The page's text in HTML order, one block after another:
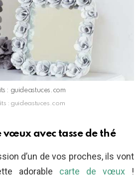
: guideastuces.com
: guideastuces.com
vœux avec tasse de thé
d’un de vos proches, ils vont
adorable carte de vœux !